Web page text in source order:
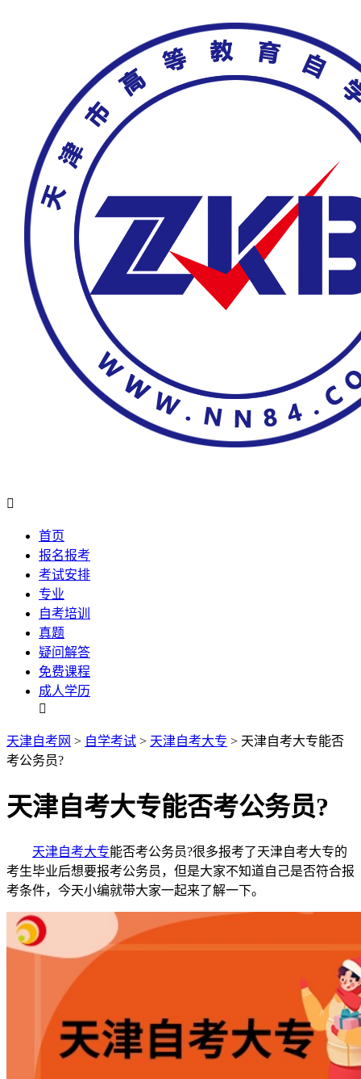

首页
报名报考
考试安排
专业
自考培训
真题
疑问解答
免费课程
成人学历

天津自考网 > 自学考试 > 天津自考大专 > 天津自考大专能否
考公务员?
天津自考大专能否考公务员?
天津自考大专能否考公务员?很多报考了天津自考大专的
考生毕业后想要报考公务员，但是大家不知道自己是否符合报
考条件，今天小编就带大家一起来了解一下。